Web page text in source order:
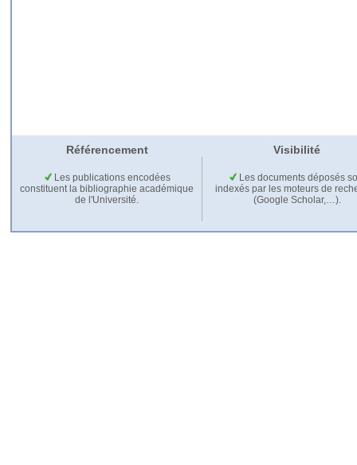
Référencement Visibilité
Les publications encodées
constituent la bibliographie académique
de l'Université.
Les documents déposés
indexés par les moteurs de
(Google Scholar,…).